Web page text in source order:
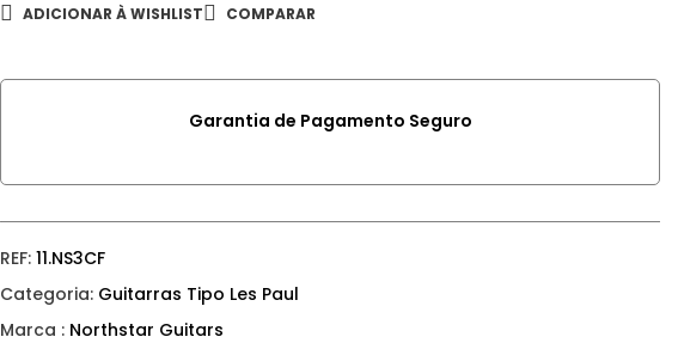
ADICIONAR À WISHLIST COMPARAR
Garantia de Pagamento Seguro
REF:11.NS3CF
Categoria: Guitarras Tipo Les Paul
Marca : Northstar Guitars